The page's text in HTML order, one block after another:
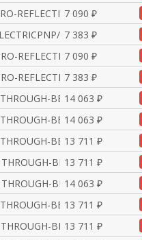
REFLECTIVE P7 090 ₽
NPNRED
7 383 ₽
REFLECTIVE P7 090 ₽
REFLECTIVE P7 383 ₽
BEAM PE
14 063 ₽
BEAM PE
14 063 ₽
BEAM PE
13 711 ₽
BEAM PE
13 711 ₽
BEAM PE
14 063 ₽
BEAM PE
13 711 ₽
BEAM PE
13 711 ₽